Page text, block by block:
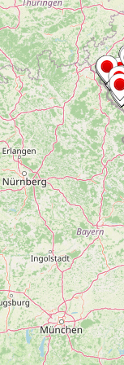
Předoníně
Pomník obětem 2. světové
Pamětní deska obětem 1.
Plavu
Kenotaf Pepiho Meisela na
Dolním Podluží
Kenotaf Leopolda Malata
Dolním Podluží
Kenotaf Antona Klause na
Dolním Podluží
Kenotaf Heinricha Klause
Dolním Podluží
Kenotaf Josefa Stolle na
Podluží
Pomník obětem 1. světové
židovském hřbitově v Mostě